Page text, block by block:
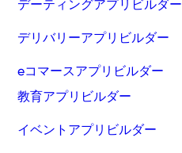
デーティングアプリビルダー
デリバリーアプリビルダー
eコマースアプリビルダー
教育アプリビルダー
イベントアプリビルダー